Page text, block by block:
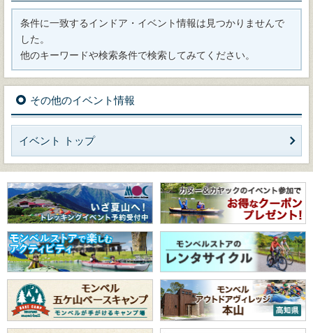
条件に一致するインドア・イベント情報は見つかりませんで
した。
他のキーワードや検索条件で検索してみてください。
その他のイベント情報
イベント トップ